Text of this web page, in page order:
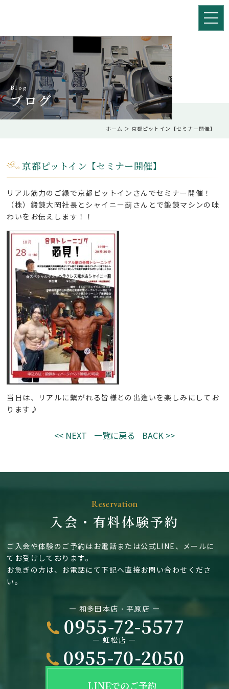
Blog
ブログ
ホーム ＞ 京都ピットイン【セミナー開催】
京都ピットイン【セミナー開催】
リアル筋力のご縁で京都ピットインさんでセミナー開催！
（株）鍛錬大岡社長とシャイニー薊さんとで鍛錬マシンの味
わいをお伝えします！！
当日は、リアルに繋がれる皆様との出逢いを楽しみにしてお
ります♪
<< NEXT 一覧に戻る BACK >>
Reservation
入会・有料体験予約
ご入会や体験のご予約はお電話または公式LINE、メールに
てお受けしております。
お急ぎの方は、お電話にて下記へ直接お問い合わせくださ
い。
― 和多田本店・平原店 ―
― 虹松店 ―
LINEでのご予約